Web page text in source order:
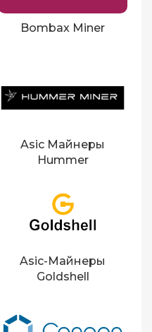
Bombax Miner
Asic Майнеры
Hummer
Asic-Майнеры
Goldshell